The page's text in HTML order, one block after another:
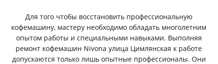
Для того чтобы восстановить профессиональную
кофемашину, мастеру необходимо обладать многолетним
опытом работы и специальными навыками. Выполняя
ремонт кофемашин Nivona улица Цимлянская к работе
допускаются только лишь опытные профессионалы. Они